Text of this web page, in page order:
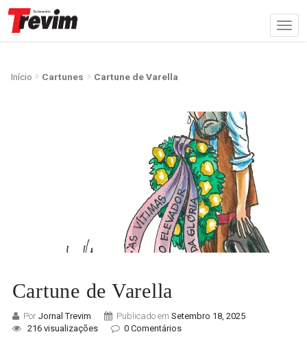
Início Cartunes Cartune de Varella
Cartune de Varella
Por Jornal Trevim Publicado em Setembro 18, 2025
216 visualizações
0 Comentários